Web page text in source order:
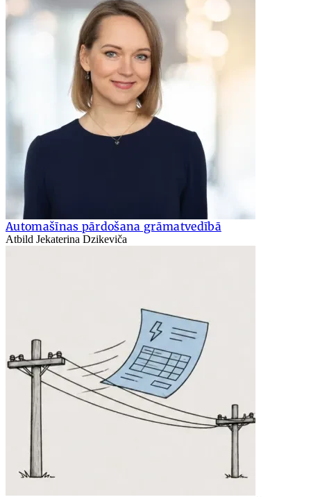
Automašīnas pārdošana grāmatvedībā
Atbild Jekaterina Dzikeviča